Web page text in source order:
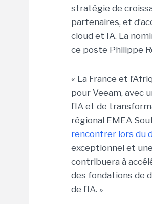
stratégie de
partenaires, et
cloud et IA. La
ce poste Philippe
« La France et
pour Veeam, avec
l’IA et de
régional EMEA
rencontrer lors du
exceptionnel et
contribuera à
des fondations de
de l’IA. »